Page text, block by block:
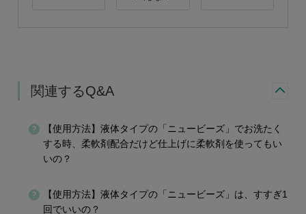
関連するQ&A
【使用方法】液体タイプの「ニュービーズ」でお洗たく
する時、柔軟剤配合だけど仕上げに柔軟剤を使ってもい
いの？
【使用方法】液体タイプの「ニュービーズ」は、すすぎ1
回でいいの？